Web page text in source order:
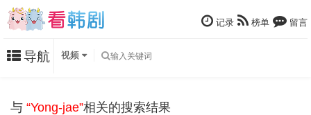
记录 榜单 留言
导航 视频
与 “Yong-jae”相关的搜索结果